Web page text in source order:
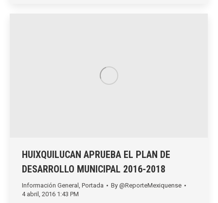
HUIXQUILUCAN APRUEBA EL PLAN DE
DESARROLLO MUNICIPAL 2016-2018
Información General , Portada By @ReporteMexiquense
4 abril, 2016 1:43 PM